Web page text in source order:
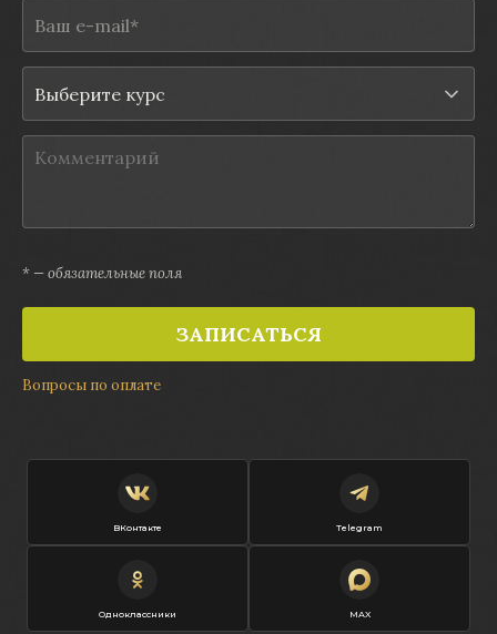
* — обязательные поля
ЗАПИСАТЬСЯ
Вопросы по оплате
ВКонтакте Telegram
Одноклассники MAX